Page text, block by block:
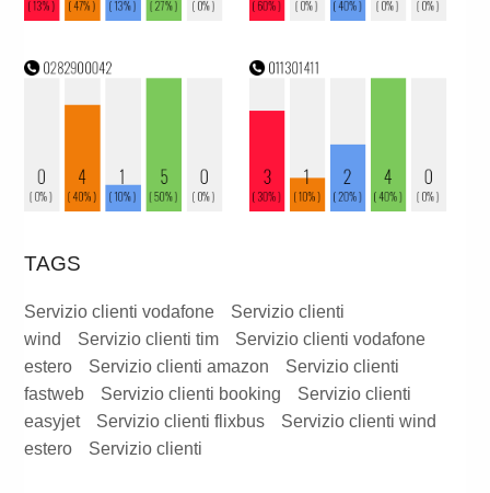
TAGS
Servizio clienti vodafone
Servizio clienti
wind
Servizio clienti tim
Servizio clienti vodafone
estero
Servizio clienti amazon
Servizio clienti
fastweb
Servizio clienti booking
Servizio clienti
easyjet
Servizio clienti flixbus
Servizio clienti wind
estero
Servizio clienti